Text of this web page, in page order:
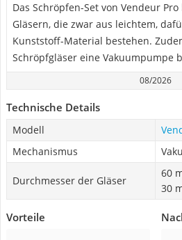
Das Schröpfen-Set von Vendeur
Gläsern, die zwar aus leichtem,
Kunststoff-Material bestehen.
Schröpfgläser eine Vakuumpumpe
08/2026
Technische Details
Modell
Mechanismus
Durchmesser der Gläser
60
30
Vorteile